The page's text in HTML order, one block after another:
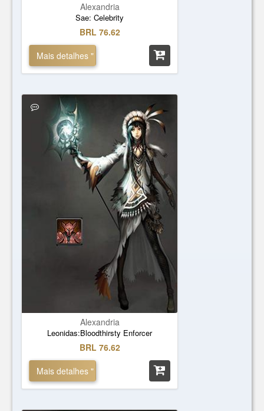
Alexandria
Sae: Celebrity
BRL 76.62
Mais detalhes "
Alexandria
Leonidas:Bloodthirsty Enforcer
BRL 76.62
Mais detalhes "